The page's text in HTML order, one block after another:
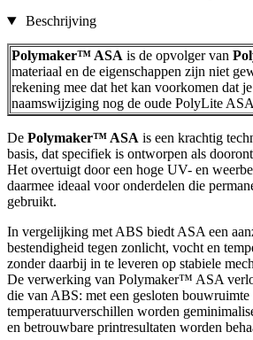
Beschrijving
Polymaker™ ASA is de opvolger van
materiaal en de eigenschappen zijn niet
rekening mee dat het kan voorkomen dat
naamswijziging nog de oude PolyLite
De Polymaker™ ASA is een krachtig
basis, dat specifiek is ontworpen als
Het overtuigt door een hoge UV- en
daarmee ideaal voor onderdelen die
gebruikt.
In vergelijking met ABS biedt ASA een
bestendigheid tegen zonlicht, vocht en
zonder daarbij in te leveren op stabiele
De verwerking van Polymaker™ ASA
die van ABS: met een gesloten
temperatuurverschillen worden
en betrouwbare printresultaten worden